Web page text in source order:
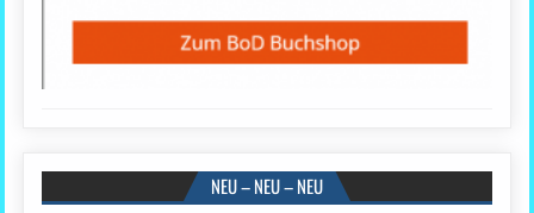
NEU – NEU – NEU